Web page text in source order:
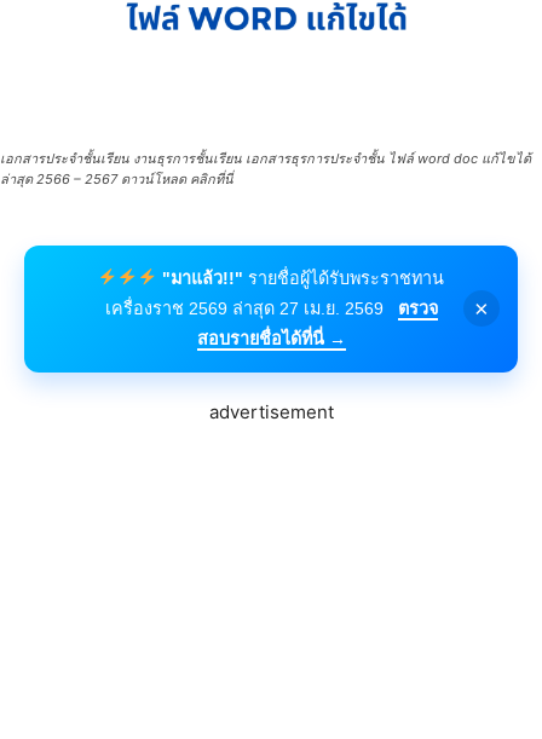
เอกสารประจำชั้นเรียน งานธุรการชั้นเรียน เอกสารธุรการประจำชั้น ไฟล์ word doc แก้ไขได้
ล่าสุด 2566 – 2567 ดาวน์โหลด คลิกที่นี่
"มาแล้ว!!" รายชื่อผู้ได้รับพระราชทาน
เครื่องราช 2569 ล่าสุด 27 เม.ย. 2569
ตรวจ
สอบรายชื่อได้ที่นี่ →
×
advertisement